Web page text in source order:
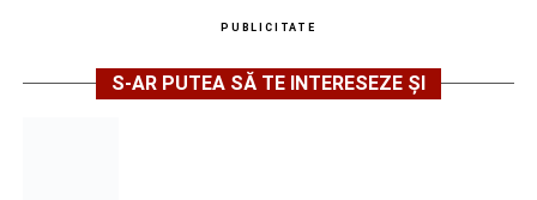
PUBLICITATE
S-AR PUTEA SĂ TE INTERESEZE ȘI